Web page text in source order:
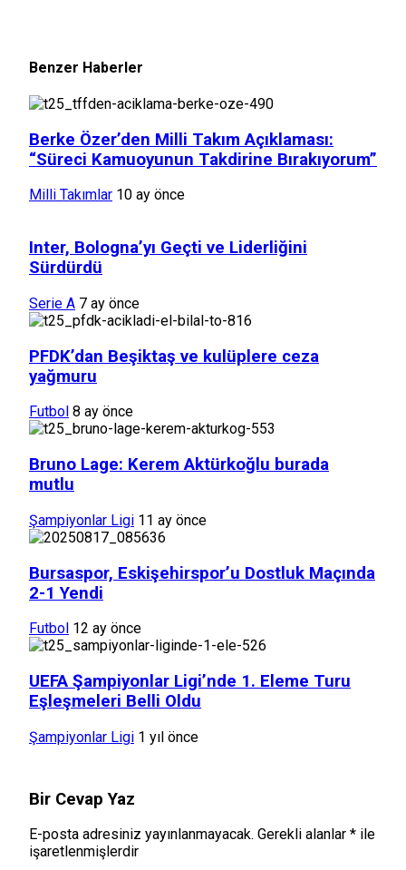
Benzer Haberler
Berke Özer’den Milli Takım Açıklaması:
“Süreci Kamuoyunun Takdirine Bırakıyorum”
Milli Takımlar 10 ay önce
Inter, Bologna’yı Geçti ve Liderliğini
Sürdürdü
Serie A 7 ay önce
PFDK’dan Beşiktaş ve kulüplere ceza
yağmuru
Futbol 8 ay önce
Bruno Lage: Kerem Aktürkoğlu burada
mutlu
Şampiyonlar Ligi 11 ay önce
Bursaspor, Eskişehirspor’u Dostluk Maçında
2-1 Yendi
Futbol 12 ay önce
UEFA Şampiyonlar Ligi’nde 1. Eleme Turu
Eşleşmeleri Belli Oldu
Şampiyonlar Ligi 1 yıl önce
Bir Cevap Yaz
E-posta adresiniz yayınlanmayacak. Gerekli alanlar * ile
işaretlenmişlerdir